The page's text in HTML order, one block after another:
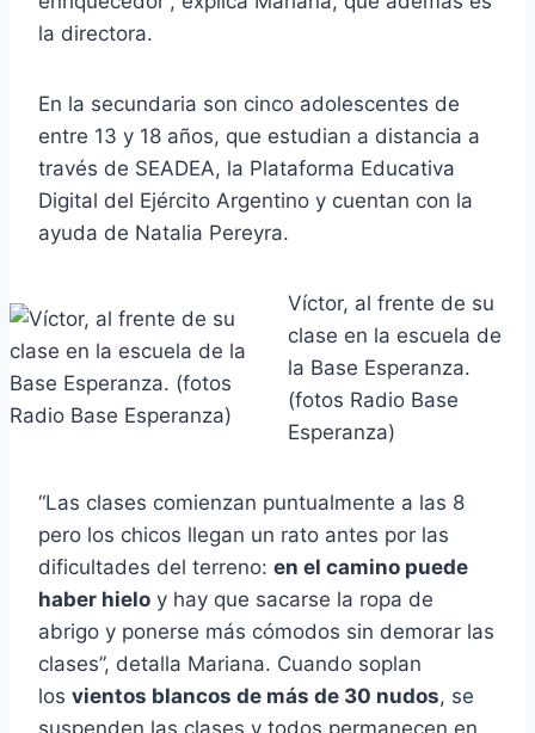
la directora.
En la secundaria son cinco adolescentes de
entre 13 y 18 años, que estudian a distancia a
través de SEADEA, la Plataforma Educativa
Digital del Ejército Argentino y cuentan con la
ayuda de Natalia Pereyra.
Víctor, al frente de su
clase en la escuela de
la Base Esperanza.
(fotos Radio Base
Esperanza)
“Las clases comienzan puntualmente a las 8
pero los chicos llegan un rato antes por las
dificultades del terreno: en el camino puede
haber hielo y hay que sacarse la ropa de
abrigo y ponerse más cómodos sin demorar las
clases”, detalla Mariana. Cuando soplan
los vientos blancos de más de 30 nudos, se
suspenden las clases y todos permanecen en